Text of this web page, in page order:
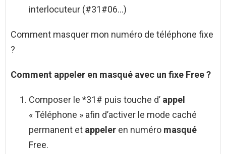
interlocuteur (#31#06…)
Comment masquer mon numéro de téléphone fixe
?
Comment appeler en masqué avec un fixe Free ?
Composer le *31# puis touche d’ appel
« Téléphone » afin d’activer le mode caché
permanent et appeler en numéro masqué
Free.